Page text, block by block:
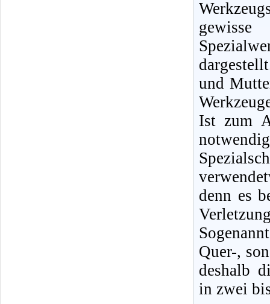
gewisse
und
Ist zum
denn es
Quer-,
deshalb
in zwei